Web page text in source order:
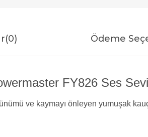
(0) Ödeme
FY826 Ses
ve kaymayı önleyen yumuşak